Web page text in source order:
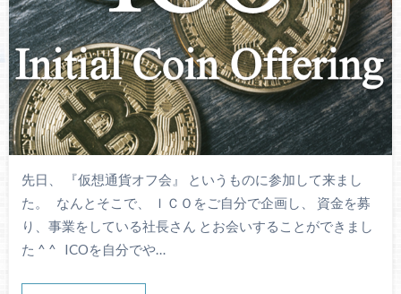
先日、 『仮想通貨オフ会』 というものに参加して来まし
た。 なんとそこで、 ＩＣＯをご自分で企画し、 資金を募
り、事業をしている社長さん とお会いすることができまし
た ^ ^ ICOを自分でや…